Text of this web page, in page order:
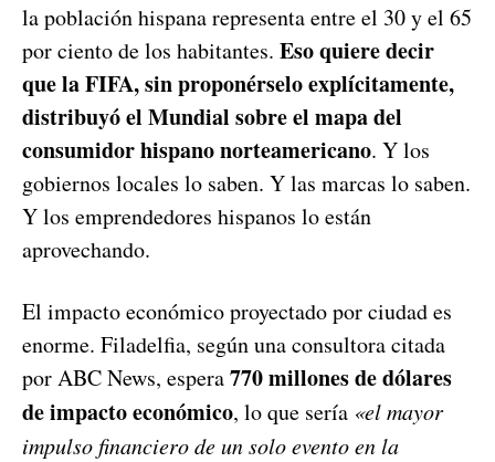
la población hispana representa entre el 30 y el 65
por ciento de los habitantes. Eso quiere decir
que la FIFA, sin proponérselo explícitamente,
distribuyó el Mundial sobre el mapa del
consumidor hispano norteamericano. Y los
gobiernos locales lo saben. Y las marcas lo saben.
Y los emprendedores hispanos lo están
aprovechando.
El impacto económico proyectado por ciudad es
enorme. Filadelfia, según una consultora citada
por ABC News, espera770 millones de dólares
de impacto económico, lo que sería «el mayor
impulso financiero de un solo evento en la